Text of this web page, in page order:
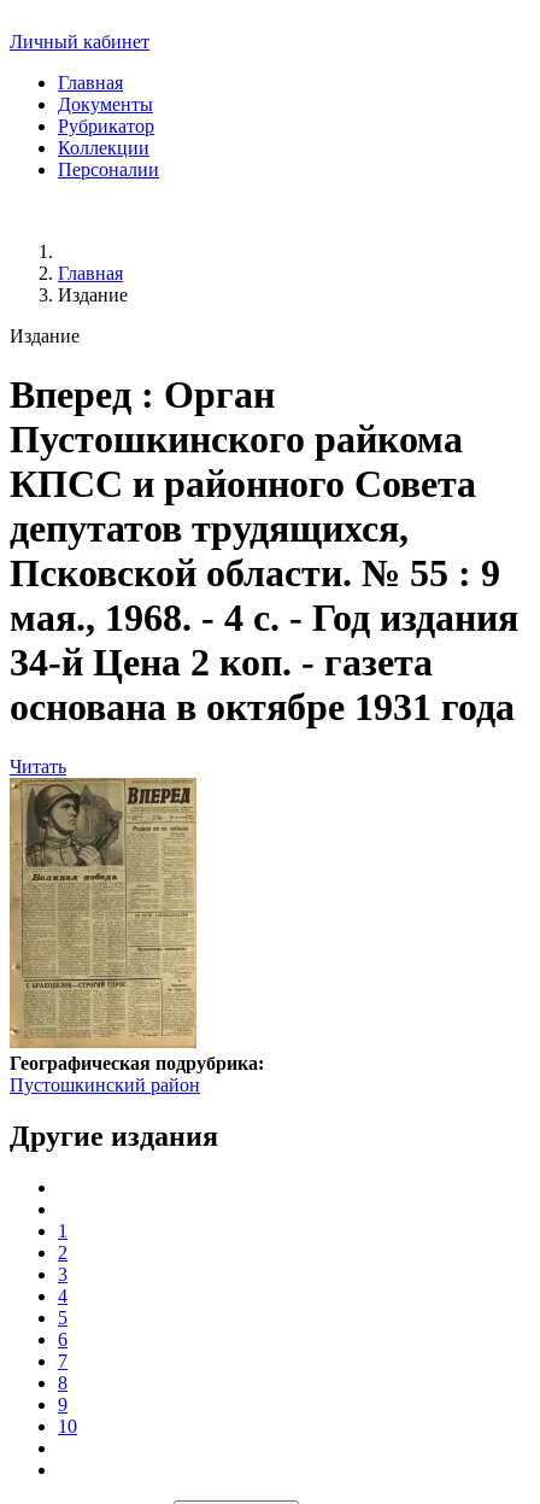
Личный кабинет
Главная
Документы
Рубрикатор
Коллекции
Персоналии
Главная
Издание
Издание
Вперед : Орган
Пустошкинского райкома
КПСС и районного Совета
депутатов трудящихся,
Псковской области. № 55 : 9
мая., 1968. - 4 с. - Год издания
34-й Цена 2 коп. - газета
основана в октябре 1931 года
Читать
Географическая подрубрика:
Пустошкинский район
Другие издания
1
2
3
4
5
6
7
8
9
10